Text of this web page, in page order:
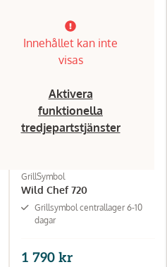
Innehållet kan inte
visas
Aktivera
funktionella
tredjepartstjänster
GrillSymbol
Wild Chef 720
Grillsymbol centrallager 6-10
dagar
1 790 kr